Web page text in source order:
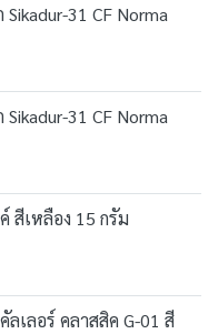
31 CF Norma
31 CF Norma
สีเหลือง 15 กรัม
ลเลอร์ คลาสสิค G-01 สี